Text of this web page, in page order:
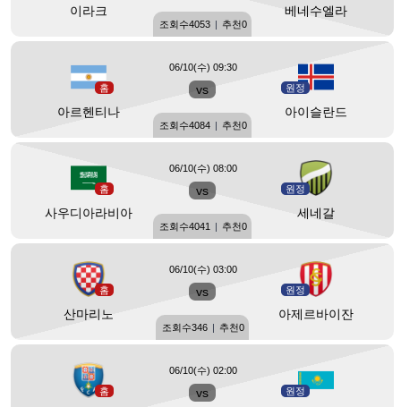
이라크 베네수엘라
조회수4053 | 추천0
홈
아르헨티나
vs 원정
아이슬란드
06/10(수) 09:30
조회수4084 | 추천0
홈
사우디아라비아
vs 원정
세네갈
06/10(수) 08:00
조회수4041 | 추천0
홈
산마리노
vs 원정
아제르바이잔
06/10(수) 03:00
조회수346 | 추천0
홈 vs 원정
06/10(수) 02:00